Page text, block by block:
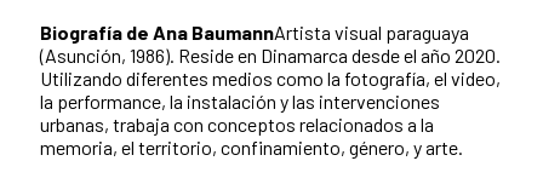
Biografía de Ana BaumannArtista visual paraguaya
(Asunción, 1986). Reside en Dinamarca desde el año 2020.
Utilizando diferentes medios como la fotografía, el video,
la performance, la instalación y las intervenciones
urbanas, trabaja con conceptos relacionados a la
memoria, el territorio, confinamiento, género, y arte.